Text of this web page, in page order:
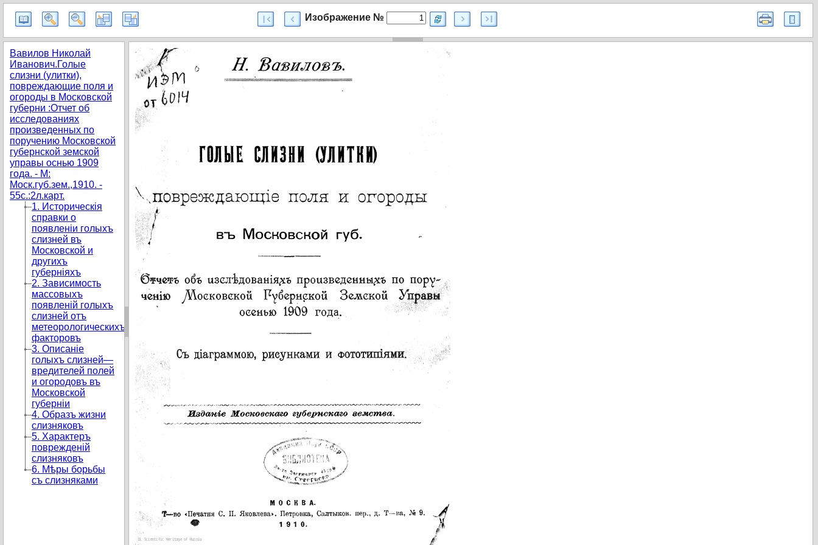
Изображение №
Вавилов Николай
Иванович.Голые
слизни (улитки),
повреждающие поля и
огороды в Московской
губерни :Отчет об
исследованиях
произведенных по
поручению Московской
губернской земской
управы оснью 1909
года. - М:
Моск.губ.зем.,1910. -
55с.:2л.карт.
1. Историческія
справки о
появленіи голыхъ
слизней въ
Московской и
другихъ
губерніяхъ
2. Зависимость
массовыхъ
появленій голыхъ
слизней отъ
метеорологическихъ
факторовъ
3. Описаніе
голыхъ слизней—
вредителей полей
и огородовъ въ
Московской
губерніи
4. Образъ жизни
слизняковъ
5. Характеръ
поврежденій
слизняковъ
6. Мѣры борьбы
съ слизняками